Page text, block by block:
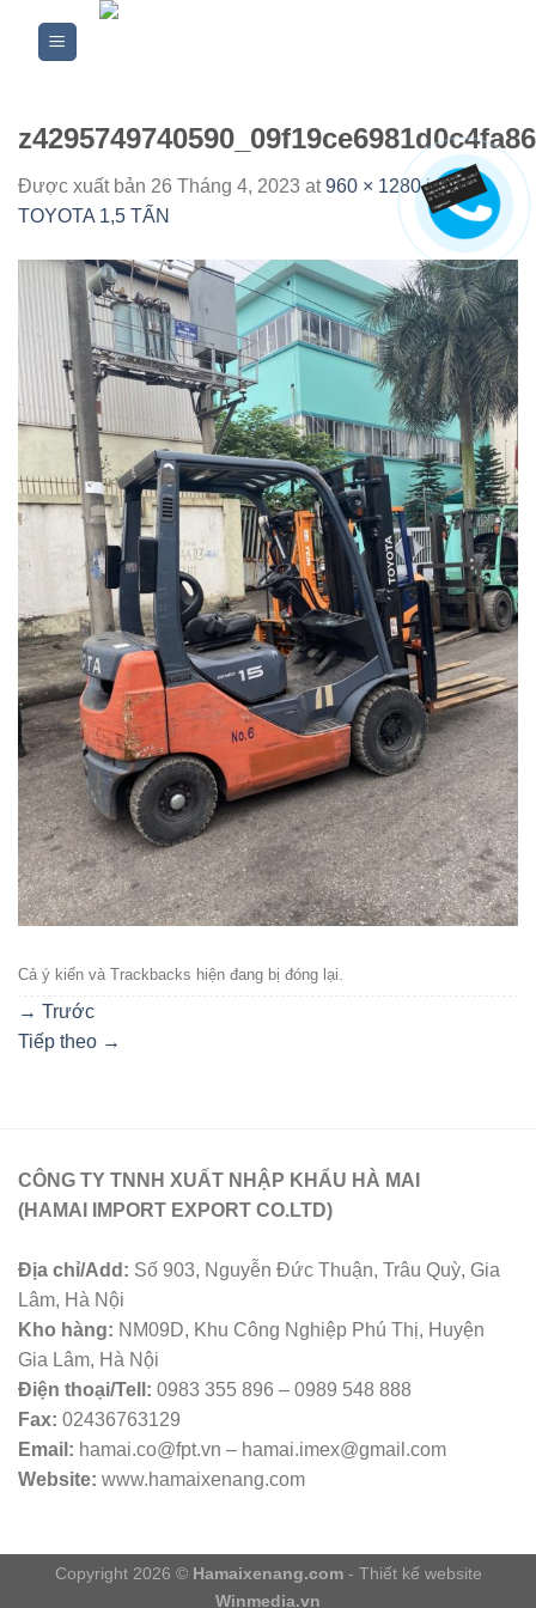
Được xuất bản 26 Tháng 4, 2023 at960 × 1280inXE
TOYOTA 1,5 TẤN
Cả ý kiến ​​và Trackbacks hiện đang bị đóng lại.
→ Trước
Tiếp theo →
CÔNG TY TNNH XUẤT NHẬP KHẨU HÀ MAI
(HAMAI IMPORT EXPORT CO.LTD)
Địa chỉ/Add: Số 903, Nguyễn Đức Thuận, Trâu Quỳ, Gia
Lâm, Hà Nội
Kho hàng: NM09D, Khu Công Nghiệp Phú Thị, Huyện
Gia Lâm, Hà Nội
Điện thoại/Tell: 0983 355 896 – 0989 548 888
Fax: 02436763129
Email: hamai.co@fpt.vn – hamai.imex@gmail.com
Website: www.hamaixenang.com
Copyright 2026 © Hamaixenang.com- Thiết kế website
Winmedia.vn